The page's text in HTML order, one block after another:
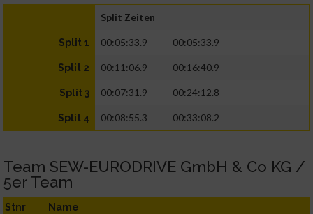
Split Zeiten
Split 1 00:05:33.9 00:05:33.9
Split 2 00:11:06.9 00:16:40.9
Split 3 00:07:31.9 00:24:12.8
Split 4 00:08:55.3 00:33:08.2
Team SEW-EURODRIVE GmbH & Co KG /
5er Team
Stnr Name